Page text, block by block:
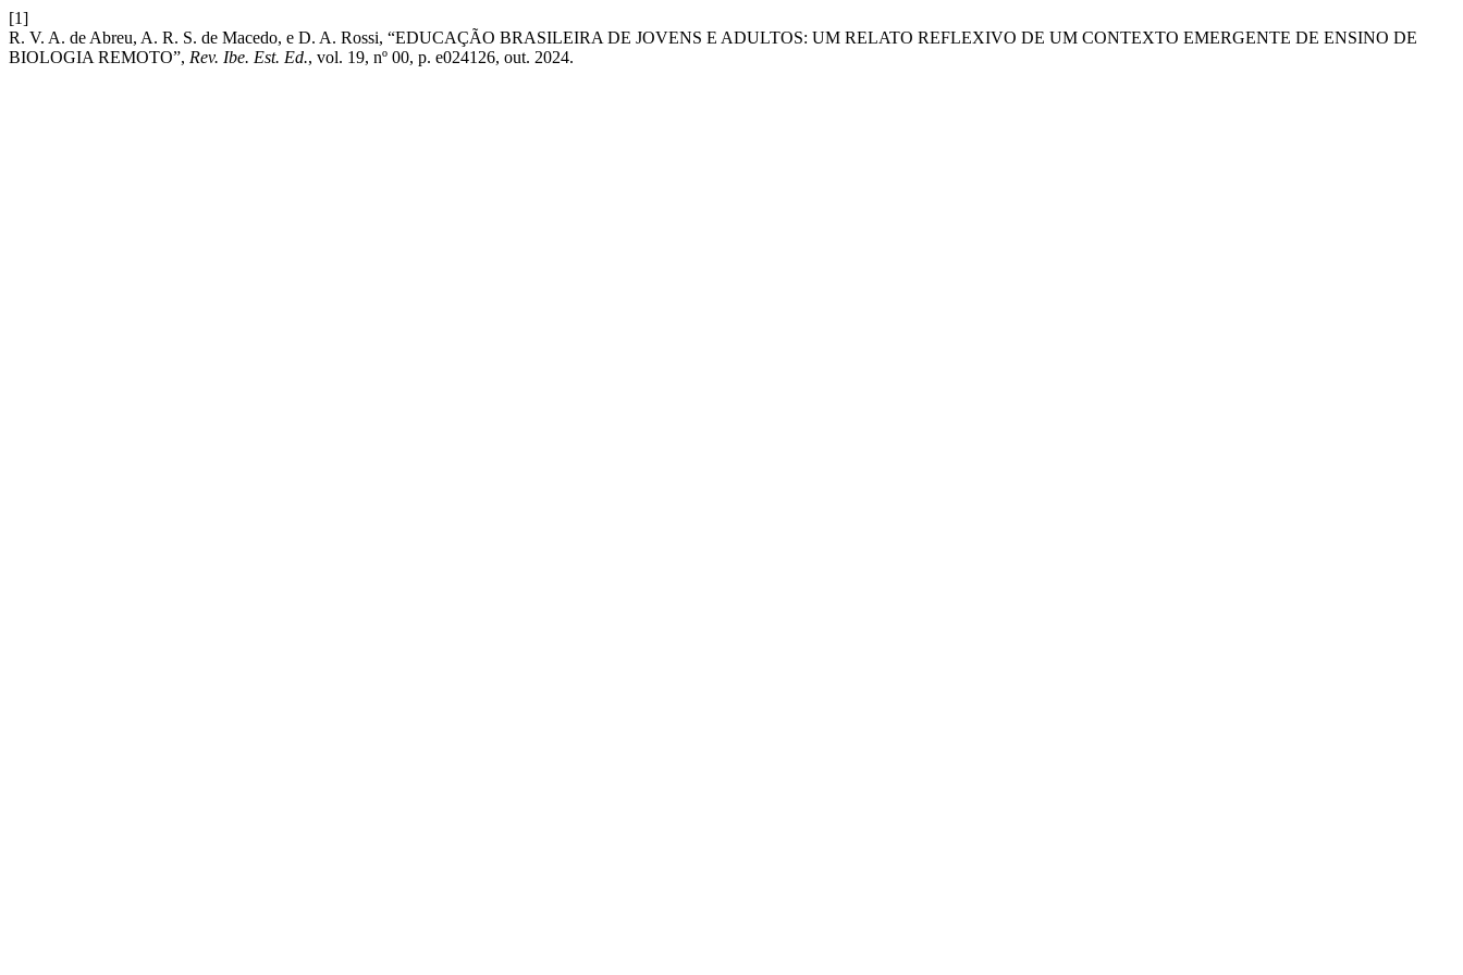
[1]
R. V. A. de Abreu, A. R. S. de Macedo, e D. A. Rossi, “EDUCAÇÃO BRASILEIRA DE JOVENS E ADULTOS: UM RELATO REFLEXIVO DE UM CONTEXTO EMERGENTE DE ENSINO DE
BIOLOGIA REMOTO”, Rev. Ibe. Est. Ed., vol. 19, nº 00, p. e024126, out. 2024.